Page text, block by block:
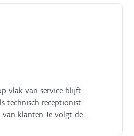
vlak van service blijft
technisch receptionist
van klanten Je volgt de